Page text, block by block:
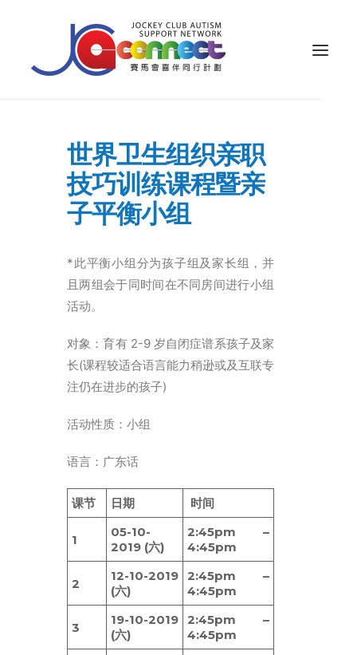
照顾者支援
公众教育
家长专区
ENGLISH
字型大小
世界卫生组织亲职
技巧训练课程暨亲
子平衡小组
*此平衡小组分为孩子组及家长组，并
且两组会于同时间在不同房间进行小组
活动。
对象：育有 2-9 岁自闭症谱系孩子及家
长(课程较适合语言能力稍逊或及互联专
注仍在进步的孩子)
活动性质：小组
语言：广东话
课节 日期 时间
1
05-10-
2019 (六)
2:45pm –
4:45pm
2
12-10-2019
(六)
2:45pm –
4:45pm
3
19-10-2019
(六)
2:45pm –
4:45pm